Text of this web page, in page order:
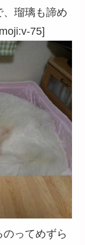
瑠璃も諦め
75]
ってめずら